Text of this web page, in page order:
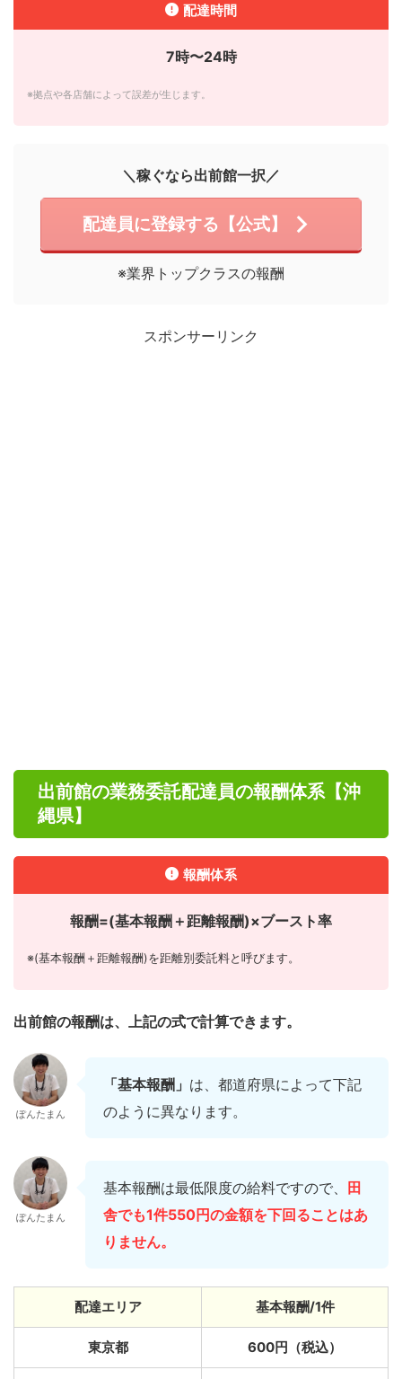
配達時間
7時〜24時
※拠点や各店舗によって誤差が生じます。
＼稼ぐなら出前館一択／
配達員に登録する【公式】
※業界トップクラスの報酬
スポンサーリンク
出前館の業務委託配達員の報酬体系【沖
縄県】
報酬体系
報酬=(基本報酬＋距離報酬)×ブースト率
※(基本報酬＋距離報酬)を距離別委託料と呼びます。
出前館の報酬は、上記の式で計算できます。
ぽんたまん
「基本報酬」 は、都道府県によって下記
のように異なります。
ぽんたまん
基本報酬は最低限度の給料ですので、 田
舎でも1件550円の金額を下回ることはあ
りません。
配達エリア 基本報酬/1件
東京都 600円（税込）